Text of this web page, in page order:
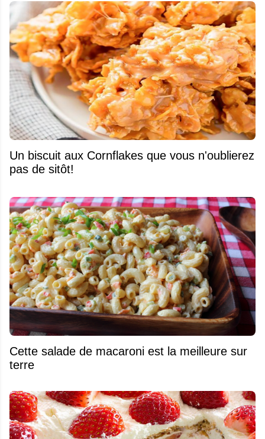
Un biscuit aux Cornflakes que vous n'oublierez
pas de sitôt!
Cette salade de macaroni est la meilleure sur
terre